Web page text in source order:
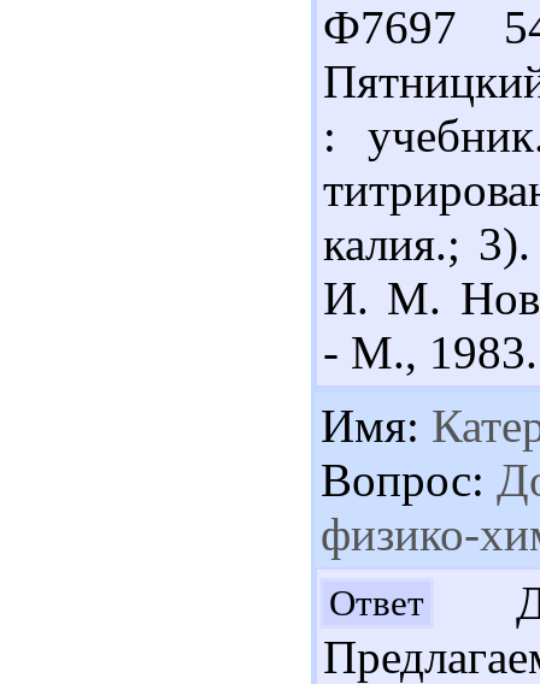
Ф7697
:
калия.;
И. М.
- М.,
Имя:
Вопрос:
физико-
Ответ